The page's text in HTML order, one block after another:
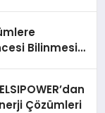
Bilinmesi
Çözümleri